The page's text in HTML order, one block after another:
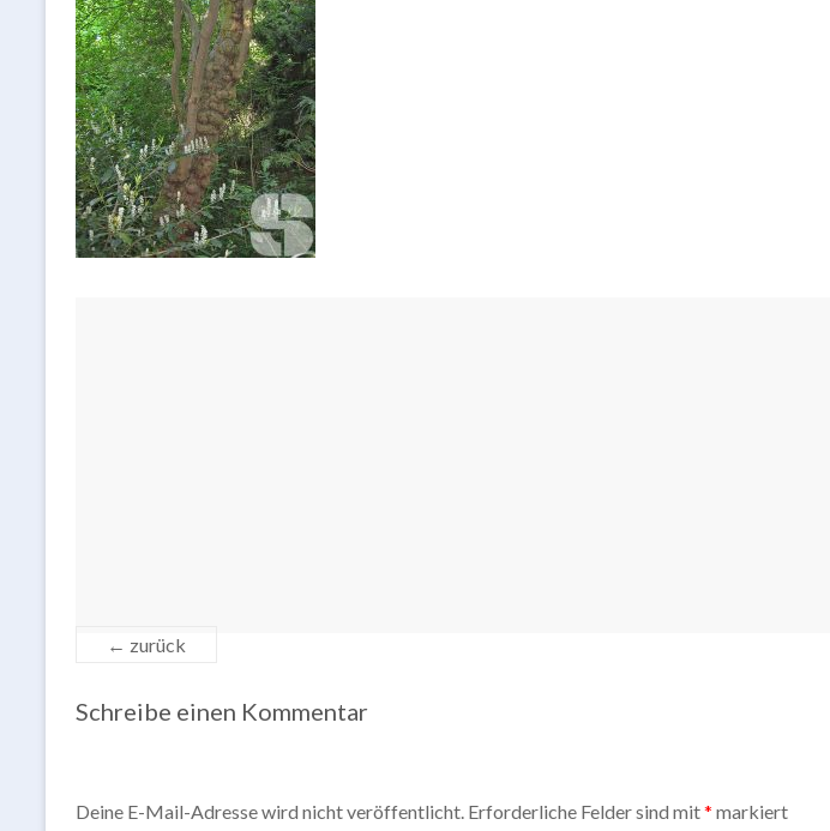
← zurück
Schreibe einen Kommentar
Deine E-Mail-Adresse wird nicht veröffentlicht. Erforderliche Felder sind mit* markiert